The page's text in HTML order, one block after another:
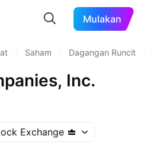
Mulakan
Saham Dagangan Runcit
Inc.
Exchange